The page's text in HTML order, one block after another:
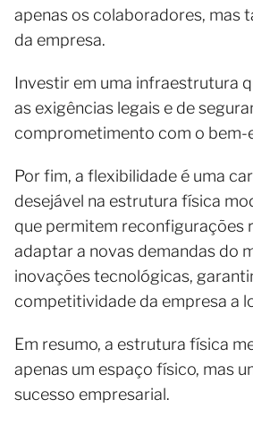
apenas os colaboradores, mas
da empresa.
Investir em uma infraestrutura
as exigências legais e de
comprometimento com o bem-
Por fim, a flexibilidade é uma
desejável na estrutura física
que permitem reconfigurações
adaptar a novas demandas do
inovações tecnológicas,
competitividade da empresa a
Em resumo, a estrutura física
apenas um espaço físico, mas
sucesso empresarial.